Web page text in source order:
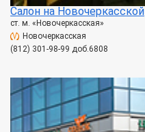
Салон на Новочеркасской
ст. м. «Новочеркасская»
Новочеркасская
(812) 301-98-99 доб.6808